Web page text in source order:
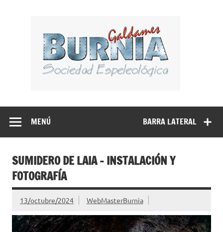
Espeleología Caving Encartaciones Bizkaia Galdames
Turtziotz -Trucios Karrantza – Carranza. Cueva, sima,
Leize, Kobazulo, CaveBARRA LATERAL
MENÚ
SUMIDERO DE LAIA – INSTALACIÓN Y
FOTOGRAFÍA
13/octubre/2024 WebMasterBurnia